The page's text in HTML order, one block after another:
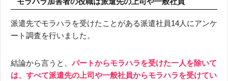
派遣先でモラハラを受けたことがある派遣社員14人にアンケ
ート調査を行いました。
結論から言うと、 パートからモラハラを受けた一人を除いて
は、すべて派遣先の上司や一般社員からモラハラを受けてい